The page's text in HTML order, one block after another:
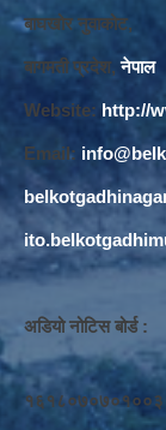
बाघखोर नुवाकोट,
बागमती प्रदेश, नेपाल
Website: http://
Email:
अडियो नोटिस बोर्ड :
१६१८०७०७०१००३